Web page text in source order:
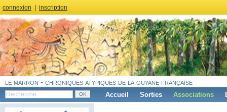
connexion inscription
le marron - chroniques atypiques de la guyane française
Accueil Sorties Associations